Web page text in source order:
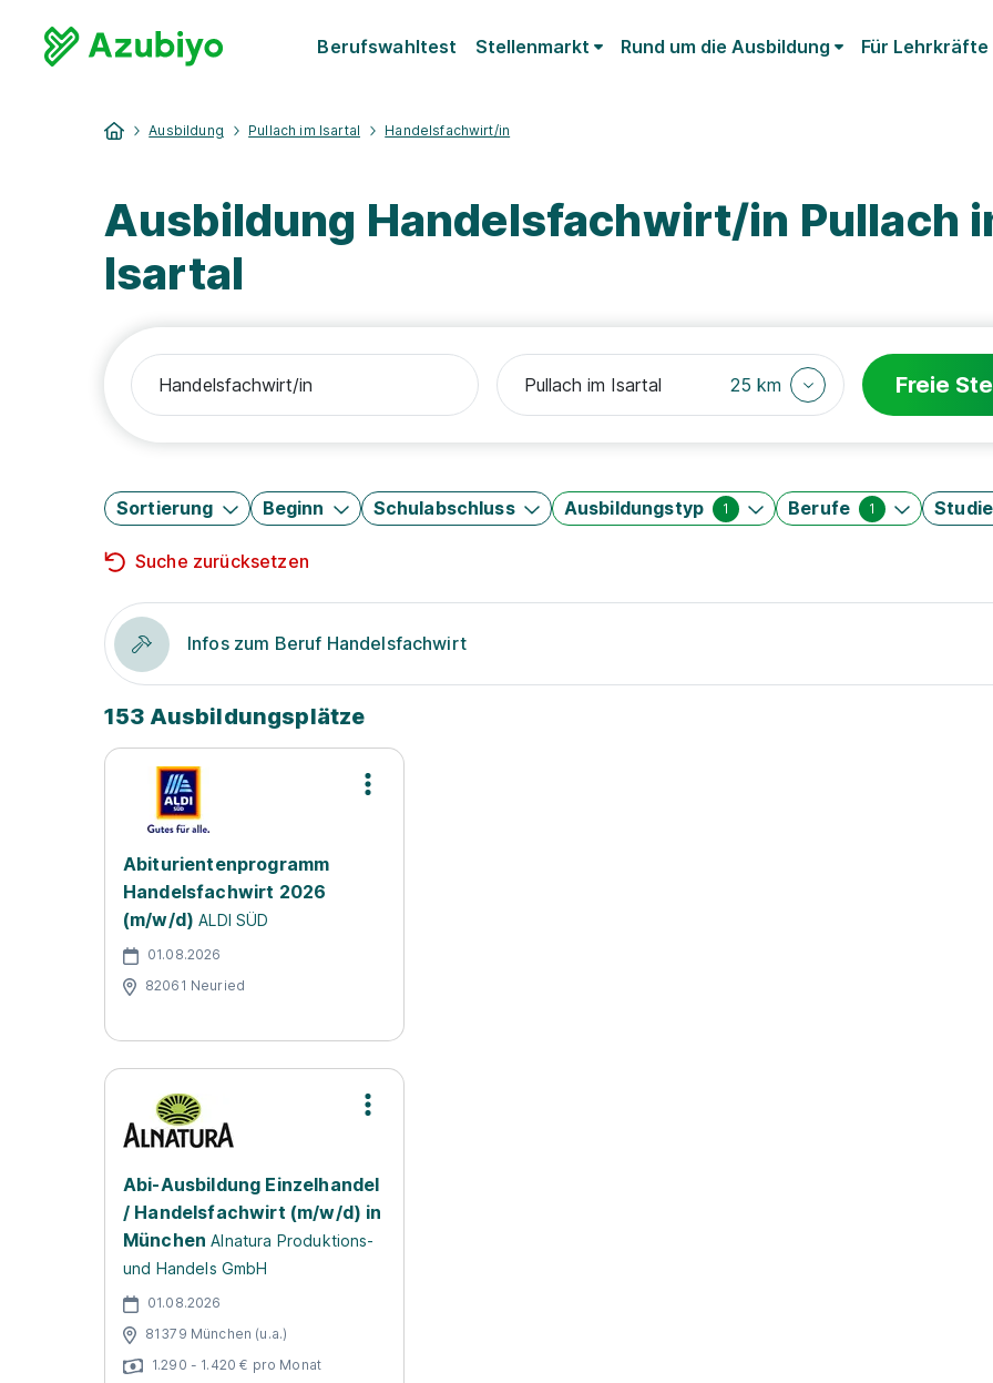
Berufswahltest Stellenmarkt Rund um die Ausbildung Für Lehrkräfte
Ausbildung Pullach im Isartal Handelsfachwirt/in
Ausbildung Handelsfachwirt/in Pullach
Isartal
25 km Freie
Sortierung Beginn Schulabschluss Ausbildungstyp 1 Berufe 1
Suche zurücksetzen
Infos zum Beruf Handelsfachwirt
153 Ausbildungsplätze
Abiturientenprogramm
Handelsfachwirt 2026
(m/w/d) ALDI SÜD
01.08.2026
82061 Neuried
Abi-Ausbildung Einzelhandel
/ Handelsfachwirt (m/w/d) in
München Alnatura Produktions-
und Handels GmbH
01.08.2026
81379 München (u.a.)
1.290 - 1.420 € pro Monat